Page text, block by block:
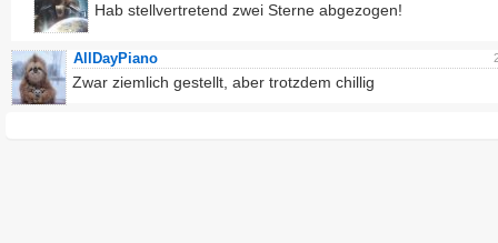
Hab stellvertretend zwei Sterne abgezogen!
AllDayPiano
Zwar ziemlich gestellt, aber trotzdem chillig